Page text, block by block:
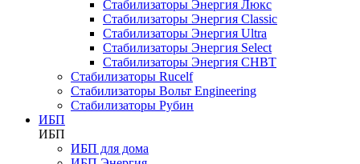
Стабилизаторы Энергия Люкс
Стабилизаторы Энергия Classic
Стабилизаторы Энергия Ultra
Стабилизаторы Энергия Select
Стабилизаторы Энергия СНВТ
Стабилизаторы Rucelf
Стабилизаторы Вольт Engineering
Стабилизаторы Рубин
ИБП
ИБП
ИБП для дома